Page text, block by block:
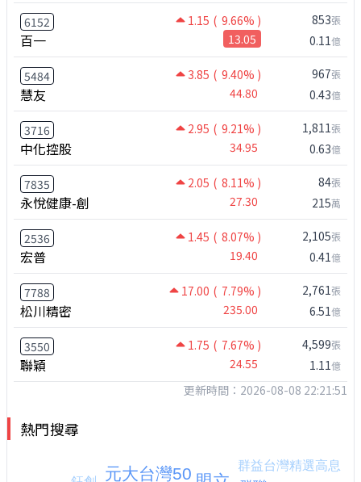
6152 1.15 ( 9.66% )
百一 13.05
853張
0.11億
5484 3.85 ( 9.40% )
慧友 44.80
967張
0.43億
3716 2.95 ( 9.21% )
中化控股 34.95
1,811張
0.63億
7835 2.05 ( 8.11% )
永悅健康-創 27.30
84張
215萬
2536 1.45 ( 8.07% )
宏普 19.40
2,105張
0.41億
7788 17.00 ( 7.79% )
松川精密 235.00
2,761張
6.51億
3550 1.75 ( 7.67% )
聯穎 24.55
4,599張
1.11億
更新時間：2026-08-08 22:21:51
熱門搜尋